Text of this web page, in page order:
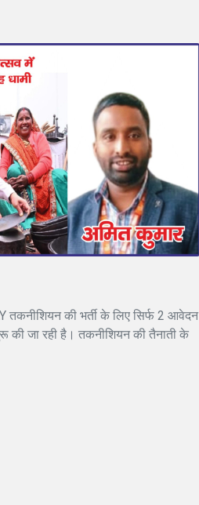
तकनीशियन की भर्ती के लिए सिर्फ 2 आवेदन
की जा रही है। तकनीशियन की तैनाती के